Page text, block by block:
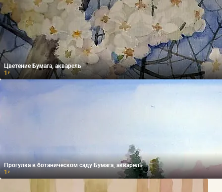
Цветение Бумага, акварель
1 ₽
Прогулка в ботаническом саду Бумага, акварель
1₽